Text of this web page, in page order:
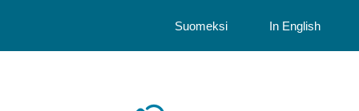
Suomeksi In English